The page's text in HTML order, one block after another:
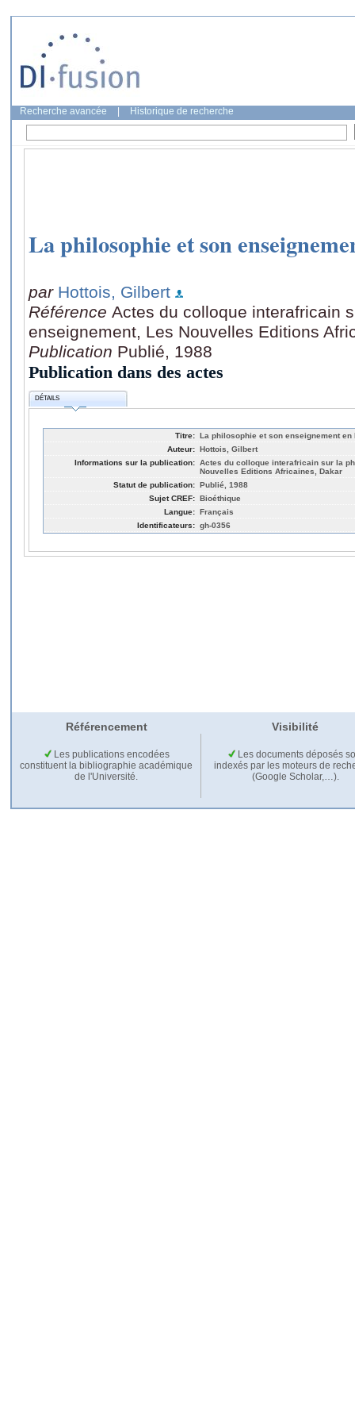
Recherche avancée Historique de recherche
La philosophie et son
par Hottois, Gilbert
Référence Actes du colloque interafricain
enseignement, Les Nouvelles Editions
Publication Publié, 1988
Publication dans des actes
DÉTAILS
Titre: La philosophie et son enseignement en
Auteur: Hottois, Gilbert
Informations sur la publication: Actes du colloque interafricain sur la
Nouvelles Editions Africaines, Dakar
Statut de publication: Publié, 1988
Sujet CREF: Bioéthique
Langue: Français
Identificateurs: gh-0356
Référencement Visibilité
Les publications encodées
constituent la bibliographie académique
de l'Université.
Les documents déposés
indexés par les moteurs de
(Google Scholar,…).